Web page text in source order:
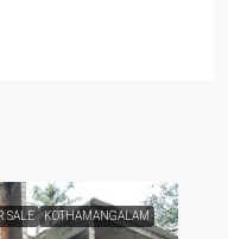
SALE KOTHAMANGALAM